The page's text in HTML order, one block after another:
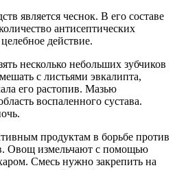
является чеснок. В его составе
антисептических
действие.
несколько небольших зубчиков
с листьями эвкалипта,
его растопив. Мазью
воспаленного сустава.
продуктам в борьбе против
Овощ измельчают с помощью
Смесь нужно закрепить на